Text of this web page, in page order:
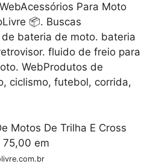
Para Moto
📦. Buscas
bateria de moto. bateria
fluido de freio para
WebProdutos de
ciclismo, futebol, corrida,